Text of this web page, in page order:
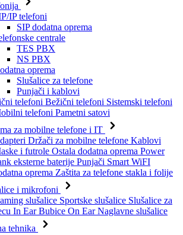
IP telefoni
SIP dodatna oprema
centrale
TES PBX
NS PBX
oprema
Slušalice za telefone
Punjači i kablovi
telefoni Bežični telefoni Sistemski telefoni
telefoni Pametni satovi
za mobilne telefone i IT
Držači za mobilne telefone Kablovi
i futrole Ostala dodatna oprema Power
eksterne baterije Punjači Smart WiFI
oprema Zaštita za telefone stakla i folije
i mikrofoni
slušalice Sportske slušalice Slušalice za
In Ear Bubice On Ear Naglavne slušalice
tehnika